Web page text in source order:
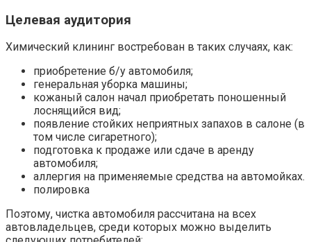
Целевая аудитория
Химический клининг востребован в таких случаях, как:
приобретение б/у автомобиля;
генеральная уборка машины;
кожаный салон начал приобретать поношенный
лоснящийся вид;
появление стойких неприятных запахов в салоне (в
том числе сигаретного);
подготовка к продаже или сдаче в аренду
автомобиля;
аллергия на применяемые средства на автомойках.
полировка
Поэтому, чистка автомобиля рассчитана на всех
автовладельцев, среди которых можно выделить